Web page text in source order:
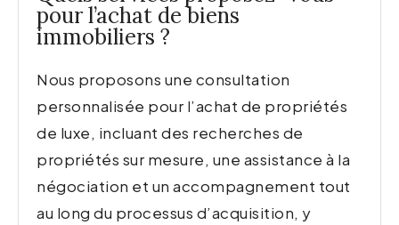
pour l’achat de biens
immobiliers ?
Nous proposons une consultation
personnalisée pour l’achat de propriétés
de luxe, incluant des recherches de
propriétés sur mesure, une assistance à la
négociation et un accompagnement tout
au long du processus d’acquisition, y